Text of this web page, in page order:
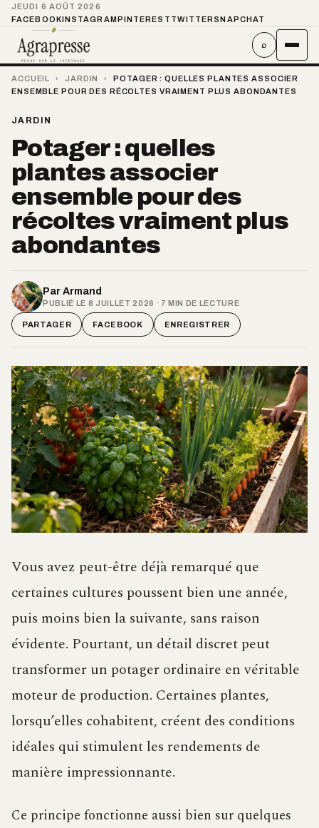
JEUDI 6 AOÛT 2026
FACEBOOKINSTAGRAMPINTEREST TWITTER SNAPCHAT
⌕
ACCUEIL › JARDIN ›
POTAGER : QUELLES PLANTES ASSOCIER
ENSEMBLE POUR DES RÉCOLTES VRAIMENT PLUS ABONDANTES
JARDIN
Potager : quelles
plantes associer
ensemble pour des
récoltes vraiment plus
abondantes
Par Armand
PUBLIÉ LE 8 JUILLET 2026 · 7 MIN DE LECTURE
PARTAGER FACEBOOK ENREGISTRER
Vous avez peut-être déjà remarqué que
certaines cultures poussent bien une année,
puis moins bien la suivante, sans raison
évidente. Pourtant, un détail discret peut
transformer un potager ordinaire en véritable
moteur de production. Certaines plantes,
lorsqu’elles cohabitent, créent des conditions
idéales qui stimulent les rendements de
manière impressionnante.
Ce principe fonctionne aussi bien sur quelques